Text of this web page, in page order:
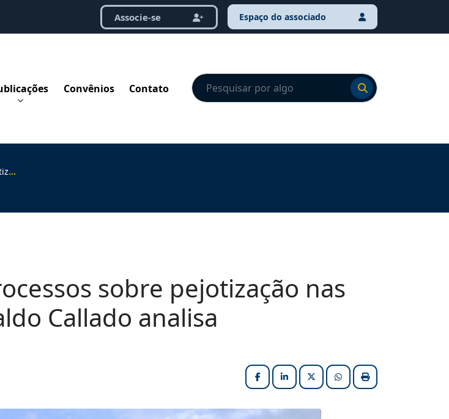
Espaço do associado
Associe-se
Convênios Contato
Ir para o resultado
Ir para o resultado
sobre pejotização nas
Callado analisa
FacebookLinkedInX (formerly Twitter)Imprimir matéria